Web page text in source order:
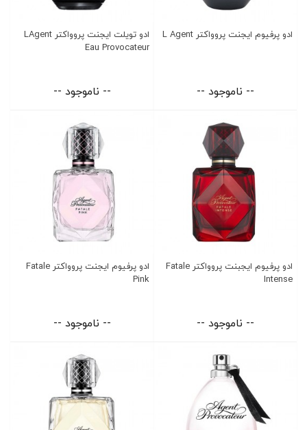
ادو پرفیوم ایجنت پروواکتر L Agent
-- ناموجود --
ادو تویلت ایجنت پروواکتر LAgent
Eau Provocateur
-- ناموجود --
ادو پرفیوم ایجبنت پروواکتر Fatale
Intense
-- ناموجود --
ادو پرفیوم ایجنت پروواکتر Fatale
Pink
-- ناموجود --